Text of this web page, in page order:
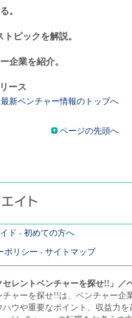
。
ピックを解説。
企業を紹介。
ース
新ベンチャー情報のトップへ
ページの先頭へ
ド - 初めての方へ
ポリシー - サイトマップ
セレントベンチャーを探せ!!」／
チャーを探せ!!は、ベンチャー企
ハウや重要なポイント、収益力